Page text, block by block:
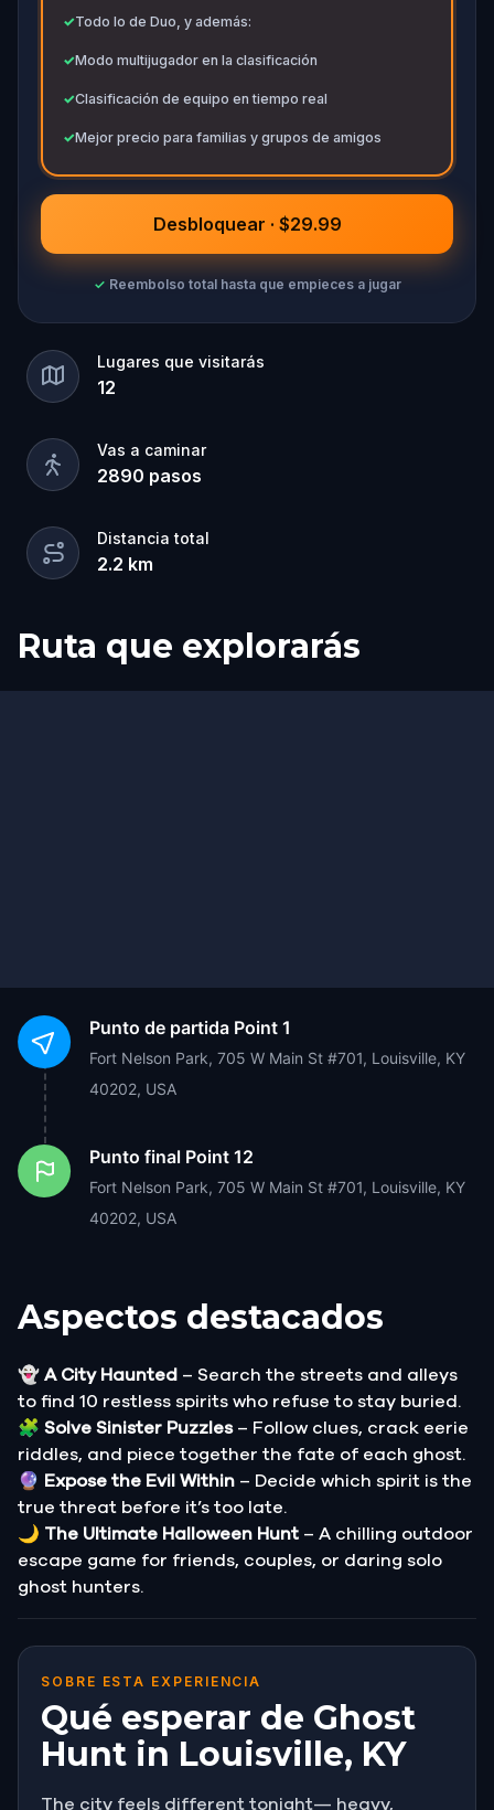
✓Todo lo de Duo, y además:
✓Modo multijugador en la clasificación
✓Clasificación de equipo en tiempo real
✓Mejor precio para familias y grupos de amigos
Desbloquear · $29.99
✓ Reembolso total hasta que empieces a jugar
Lugares que visitarás
12
Vas a caminar
2890 pasos
Distancia total
2.2 km
Ruta que explorarás
Inicio
Final
Punto de partida Point 1
Fort Nelson Park, 705 W Main St #701, Louisville, KY
40202, USA
Punto final Point 12
Fort Nelson Park, 705 W Main St #701, Louisville, KY
40202, USA
Aspectos destacados
👻 A City Haunted – Search the streets and alleys
to find 10 restless spirits who refuse to stay buried.
🧩 Solve Sinister Puzzles – Follow clues, crack eerie
riddles, and piece together the fate of each ghost.
🔮 Expose the Evil Within – Decide which spirit is the
true threat before it’s too late.
🌙 The Ultimate Halloween Hunt – A chilling outdoor
escape game for friends, couples, or daring solo
ghost hunters.
SOBRE ESTA EXPERIENCIA
Qué esperar de Ghost
Hunt in Louisville, KY
The city feels different tonight— heavy,